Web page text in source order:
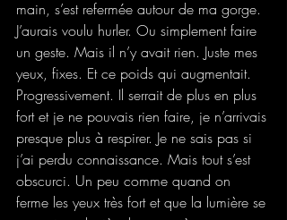
main, s’est refermée autour de ma gorge.
J’aurais voulu hurler. Ou simplement faire
un geste. Mais il n’y avait rien. Juste mes
yeux, fixes. Et ce poids qui augmentait.
Progressivement. Il serrait de plus en plus
fort et je ne pouvais rien faire, je n’arrivais
presque plus à respirer. Je ne sais pas si
j’ai perdu connaissance. Mais tout s’est
obscurci. Un peu comme quand on
ferme les yeux très fort et que la lumière se